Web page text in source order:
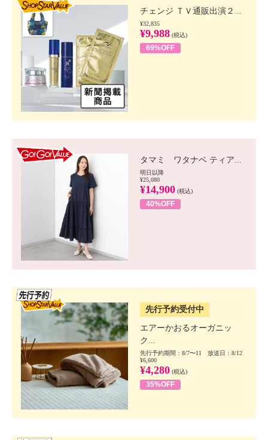
チェンジ ＴＶ通販出演２...
¥32,835
¥9,988 (税込)
69%OFF
タマミ ワタナベ ティア...
明日以降
¥25,080
¥14,900 (税込)
40%OFF
先行予約受付中
エアーかおるオーガニッ
ク...
先行予約期間：8/7〜11 放送日：8/12
¥6,600
¥4,280 (税込)
35%OFF